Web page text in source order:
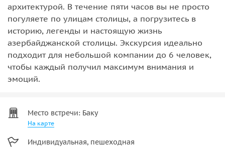
архитектурой. В течение пяти часов вы не просто
погуляете по улицам столицы, а погрузитесь в
историю, легенды и настоящую жизнь
азербайджанской столицы. Экскурсия идеально
подходит для небольшой компании до 6 человек,
чтобы каждый получил максимум внимания и
эмоций.
Место встречи: Баку
На карте
Индивидуальная, пешеходная